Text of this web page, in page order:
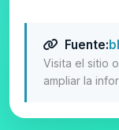
Fuente:
Visita el sitio
ampliar la